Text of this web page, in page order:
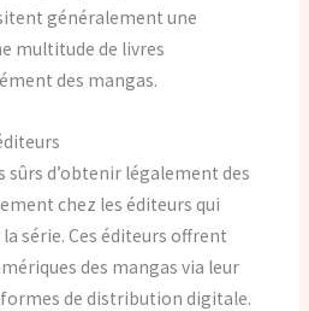
généralement une
multitude de livres
des mangas.
sûrs d’obtenir légalement des
chez les éditeurs qui
série. Ces éditeurs offrent
des mangas via leur
de distribution digitale.